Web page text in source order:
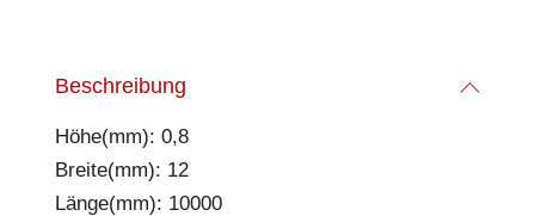
Beschreibung
Höhe(mm): 0,8
Breite(mm): 12
Länge(mm): 10000